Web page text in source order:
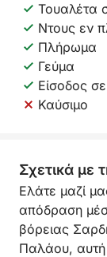
Τουαλέτα
Ντους εν
Πλήρωμα
Γεύμα
Είσοδος
Καύσιμο
Σχετικά με
Ελάτε μαζί
απόδραση
βόρειας
Παλάου, αυτή